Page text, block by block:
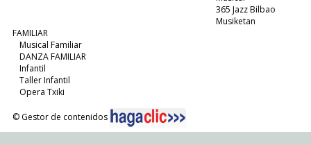
365 Jazz Bilbao
Musiketan
FAMILIAR
Musical Familiar
DANZA FAMILIAR
Infantil
Taller Infantil
Opera Txiki
© Gestor de contenidos